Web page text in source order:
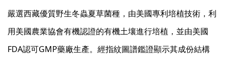
嚴選西藏優質野生冬蟲夏草菌種，由美國專利培植技術，利
用美國農業協會有機認證的有機土壤進行培植，並由美國
FDA認可GMP藥廠生產。經指紋圖譜鑑證顯示其成份結構